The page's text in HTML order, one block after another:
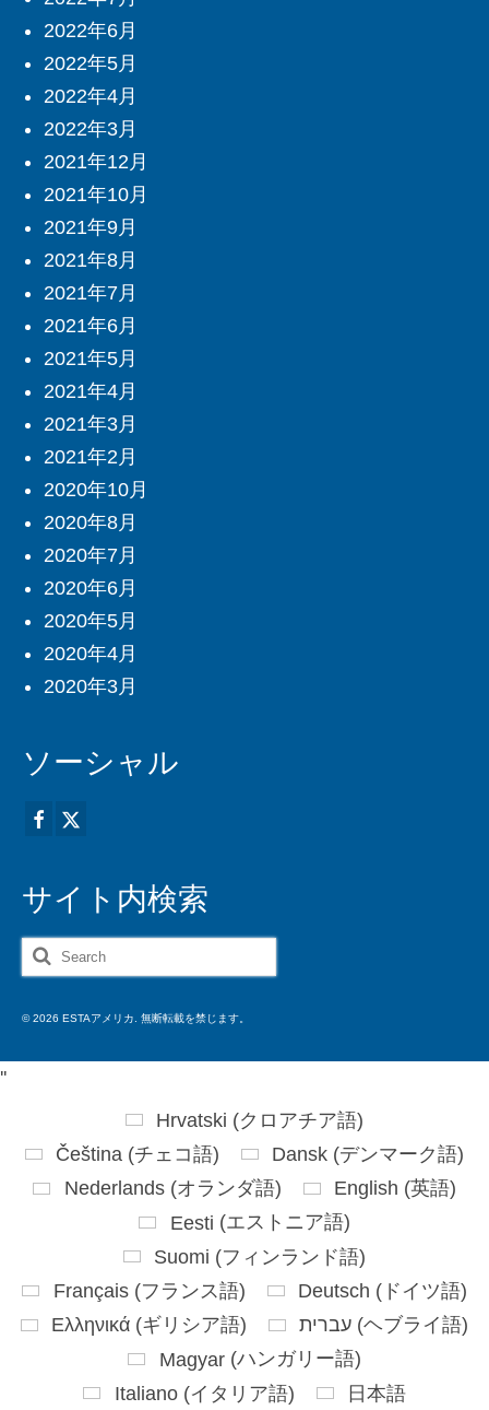
2022年6月
2022年5月
2022年4月
2022年3月
2021年12月
2021年10月
2021年9月
2021年8月
2021年7月
2021年6月
2021年5月
2021年4月
2021年3月
2021年2月
2020年10月
2020年8月
2020年7月
2020年6月
2020年5月
2020年4月
2020年3月
ソーシャル
サイト内検索
Search
for:
© 2026 ESTAアメリカ. 無断転載を禁じます。
''
Hrvatski (クロアチア語)
Čeština (チェコ語) Dansk (デンマーク語)
Nederlands(オランダ語) English (英語)
Eesti (エストニア語)
Suomi (フィンランド語)
Français(フランス語) Deutsch (ドイツ語)
Ελληνικά (ギリシア語) עברית (ヘブライ語)
Magyar(ハンガリー語)
Italiano(イタリア語) 日本語